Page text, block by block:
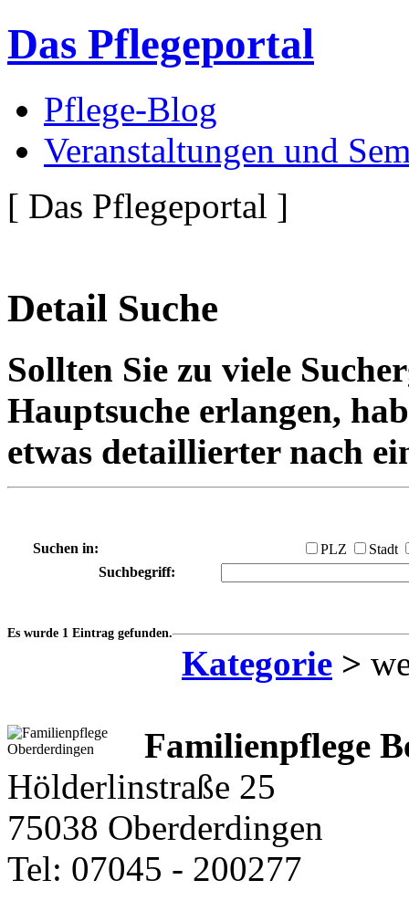
Das Pflegeportal
Pflege-Blog
Veranstaltungen und
[ Das Pflegeportal ]
Detail Suche
Sollten Sie zu viele
Hauptsuche erlangen,
etwas detaillierter nach
Suchen in: PLZ
Stadt
Suchbegriff:
Es wurde 1 Eintrag gefunden.
Kategorie >
Familienpflege
Hölderlinstraße 25
75038 Oberderdingen
Tel: 07045 - 200277